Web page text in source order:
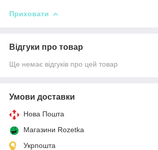
Приховати
Відгуки про товар
Ще немає відгуків про цей товар
Умови доставки
Нова Пошта
Магазини Rozetka
Укрпошта